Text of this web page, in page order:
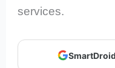
services.